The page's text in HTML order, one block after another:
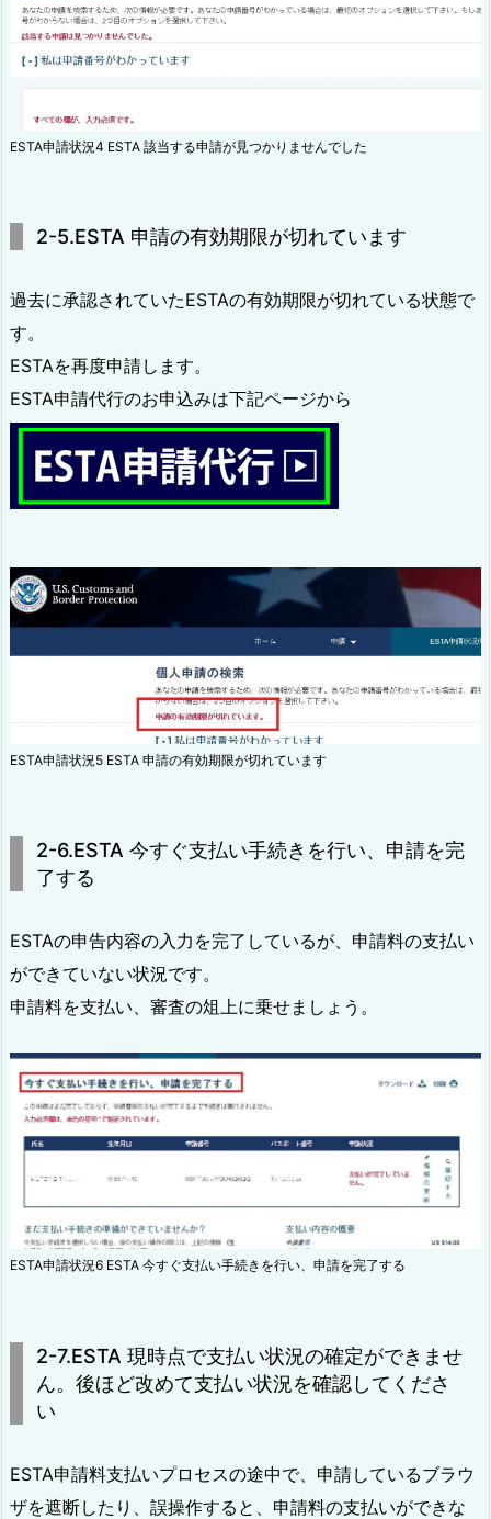
ESTA申請状況4 ESTA 該当する申請が見つかりませんでした
2-5.ESTA 申請の有効期限が切れています
過去に承認されていたESTAの有効期限が切れている状態で
す。
ESTAを再度申請します。
ESTA申請代行のお申込みは下記ページから
ESTA申請状況5 ESTA 申請の有効期限が切れています
2-6.ESTA 今すぐ支払い手続きを行い、申請を完
了する
ESTAの申告内容の入力を完了しているが、申請料の支払い
ができていない状況です。
申請料を支払い、審査の俎上に乗せましょう。
ESTA申請状況6 ESTA 今すぐ支払い手続きを行い、申請を完了する
2-7.ESTA 現時点で支払い状況の確定ができませ
ん。後ほど改めて支払い状況を確認してくださ
い
ESTA申請料支払いプロセスの途中で、申請しているブラウ
ザを遮断したり、誤操作すると、申請料の支払いができな